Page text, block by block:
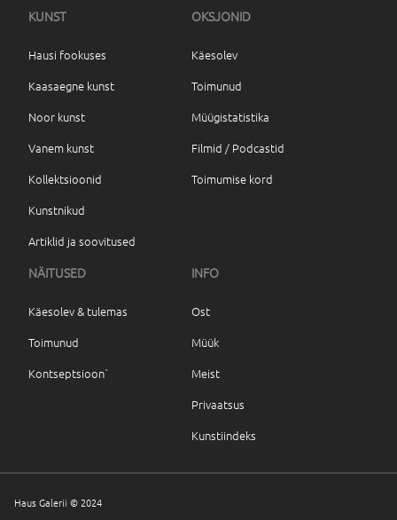
KUNST
Hausi fookuses
Kaasaegne kunst
Noor kunst
Vanem kunst
Kollektsioonid
Kunstnikud
Artiklid ja soovitused
OKSJONID
Käesolev
Toimunud
Müügistatistika
Filmid / Podcastid
Toimumise kord
NÄITUSED
Käesolev & tulemas
Toimunud
Kontseptsioon`
INFO
Ost
Müük
Meist
Privaatsus
Kunstiindeks
Haus Galerii © 2024